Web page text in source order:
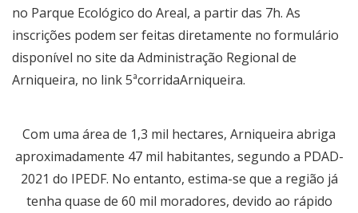
no Parque Ecológico do Areal, a partir das 7h. As
inscrições podem ser feitas diretamente no formulário
disponível no site da Administração Regional de
Arniqueira, no link 5ªcorridaArniqueira.
Com uma área de 1,3 mil hectares, Arniqueira abriga
aproximadamente 47 mil habitantes, segundo a PDAD-
2021 do IPEDF. No entanto, estima-se que a região já
tenha quase de 60 mil moradores, devido ao rápido